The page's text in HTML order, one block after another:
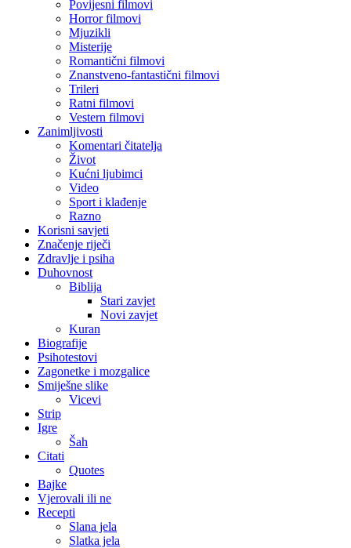
Povijesni filmovi
Horror filmovi
Mjuzikli
Misterije
Romantični filmovi
Znanstveno-fantastični filmovi
Trileri
Ratni filmovi
Vestern filmovi
Zanimljivosti
Komentari čitatelja
Život
Kućni ljubimci
Video
Sport i klađenje
Razno
Korisni savjeti
Značenje riječi
Zdravlje i psiha
Duhovnost
Biblija
Stari zavjet
Novi zavjet
Kuran
Biografije
Psihotestovi
Zagonetke i mozgalice
Smiješne slike
Vicevi
Strip
Igre
Šah
Citati
Quotes
Bajke
Vjerovali ili ne
Recepti
Slana jela
Slatka jela